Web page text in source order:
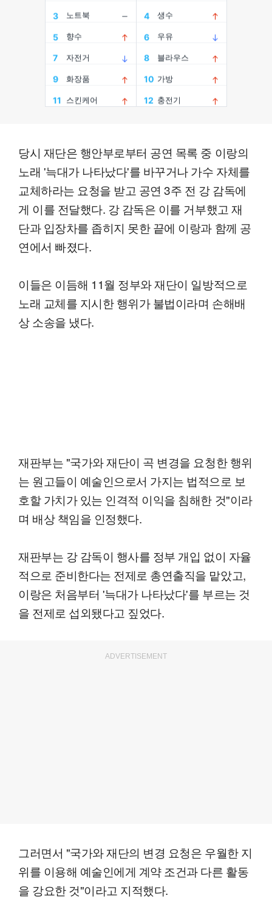
당시 재단은 행안부로부터 공연 목록 중 이랑의
노래 '늑대가 나타났다'를 바꾸거나 가수 자체를
교체하라는 요청을 받고 공연 3주 전 강 감독에
게 이를 전달했다. 강 감독은 이를 거부했고 재
단과 입장차를 좁히지 못한 끝에 이랑과 함께 공
연에서 빠졌다.
이들은 이듬해 11월 정부와 재단이 일방적으로
노래 교체를 지시한 행위가 불법이라며 손해배
상 소송을 냈다.
재판부는 "국가와 재단이 곡 변경을 요청한 행위
는 원고들이 예술인으로서 가지는 법적으로 보
호할 가치가 있는 인격적 이익을 침해한 것"이라
며 배상 책임을 인정했다.
재판부는 강 감독이 행사를 정부 개입 없이 자율
적으로 준비한다는 전제로 총연출직을 맡았고,
이랑은 처음부터 '늑대가 나타났다'를 부르는 것
을 전제로 섭외됐다고 짚었다.
ADVERTISEMENT
그러면서 "국가와 재단의 변경 요청은 우월한 지
위를 이용해 예술인에게 계약 조건과 다른 활동
을 강요한 것"이라고 지적했다.